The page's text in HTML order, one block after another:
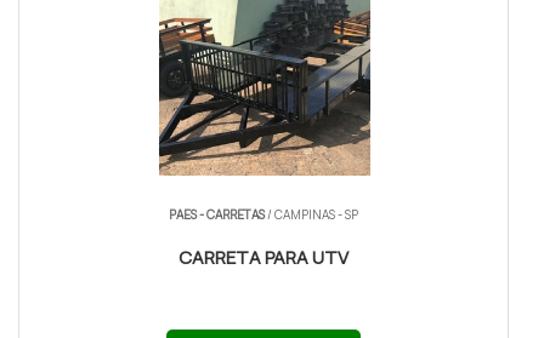
PAES - CARRETAS/ CAMPINAS - SP
CARRETA PARA UTV